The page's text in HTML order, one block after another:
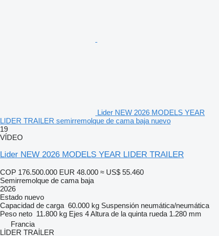
Lider NEW 2026 MODELS YEAR
LIDER TRAILER semirremolque de cama baja nuevo
19
VÍDEO
Lider NEW 2026 MODELS YEAR LIDER TRAILER
COP 176.500.000 EUR 48.000 ≈ US$ 55.460
Semirremolque de cama baja
2026
Estado nuevo
Capacidad de carga 60.000 kg Suspensión neumática/neumática
Peso neto 11.800 kg Ejes 4Altura de la quinta rueda 1.280 mm
Francia
LİDER TRAİLER